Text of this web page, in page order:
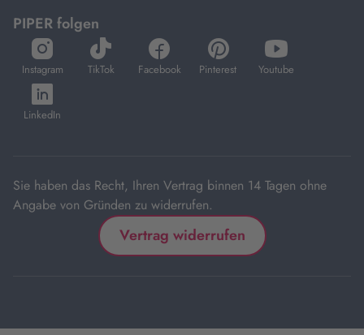
PIPER folgen
Instagram
öffnet
in
neuem
Tab
TikTok
öffnet
in
Facebook
öffnet
in
Pinterest
öffnet
in
Youtube
öffnet
in
LinkedIn
öffnet
in
Sie haben das Recht, Ihren Vertrag binnen 14 Tagen ohne
Angabe von Gründen zu widerrufen.
Vertrag widerrufen